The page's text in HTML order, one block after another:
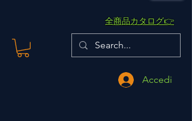
​全商品カタログ👉
Accedi